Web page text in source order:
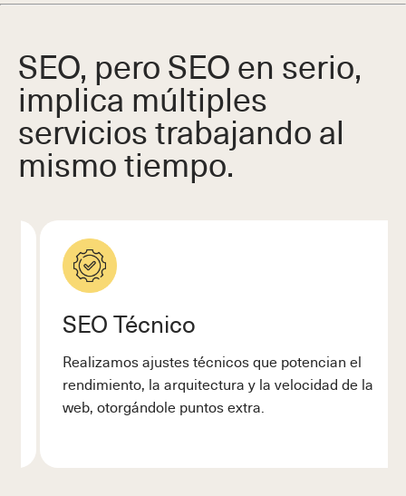
SEO, pero SEO en serio,
implica múltiples
servicios trabajando al
mismo tiempo.
SEO Técnico
Realizamos ajustes técnicos que potencian el
rendimiento, la arquitectura y la velocidad de la
web, otorgándole puntos extra.